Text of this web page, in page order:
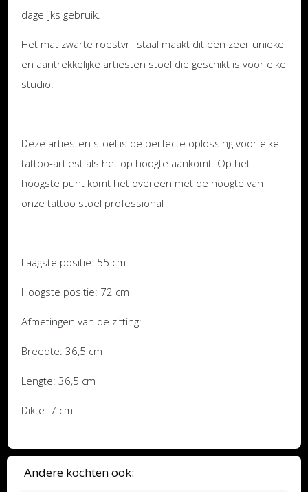
Andere kochten ook:
dagelijks gebruik.
Het mat zwarte roestvrij staal maakt dit een zeer unieke
en aantrekkelijke artiesten stoel die geschikt is voor elke
studio.
Deze artiesten stoel is de perfecte oplossing voor elke
tattoo-artiest als het op hoogte aankomt. Op het
hoogste punt komt het overeen met de hoogte van
onze tattoo stoel professional
Laagste positie: 55 cm
Hoogste positie: 72 cm
Afmetingen van de zitting:
Breedte: 36,5 cm
Lengte: 36,5 cm
Dikte: 7 cm